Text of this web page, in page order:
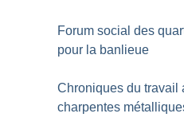
Forum social des
pour la banlieue
Chroniques du travail
charpentes